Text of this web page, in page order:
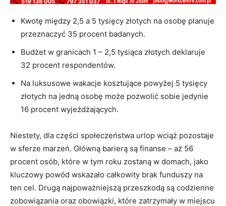
Kwotę między 2,5 a 5 tysięcy złotych na osobę planuje
przeznaczyć 35 procent badanych.
Budżet w granicach 1 – 2,5 tysiąca złotych deklaruje
32 procent respondentów.
Na luksusowe wakacje kosztujące powyżej 5 tysięcy
złotych na jedną osobę może pozwolić sobie jedynie
16 procent wyjeżdżających.
Niestety, dla części społeczeństwa urlop wciąż pozostaje
w sferze marzeń. Główną barierą są finanse – aż 56
procent osób, które w tym roku zostaną w domach, jako
kluczowy powód wskazało całkowity brak funduszy na
ten cel. Drugą najpoważniejszą przeszkodą są codzienne
zobowiązania oraz obowiązki, które zatrzymały w miejscu